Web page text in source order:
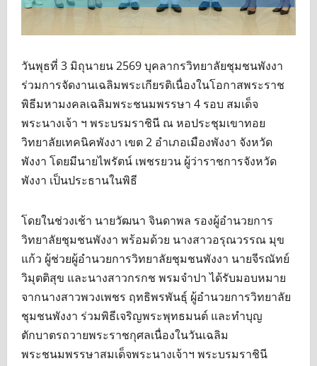
วันพุธที่ 3 มิถุนายน 2569 บุคลากรวิทยาลัยชุมชนพังงา
ร่วมการจัดงานเฉลิมพระเกียรติเนื่องในโอกาสพระราช
พิธีมหามงคลเฉลิมพระชนมพรรษา 4 รอบ สมเด็จ
พระนางเจ้า ฯ พระบรมราชินี ณ หอประชุมเขาทอย
วิทยาลัยเทคนิคพังงา เขต 2 อำเภอเมืองพังงา จังหวัด
พังงา โดยมีนายไพรัตน์ เพชรยวน ผู้ว่าราชการจังหวัด
พังงา เป็นประธานในพิธี
โดยในช่วงเช้า นายวัฒนา จินดาพล รองผู้อำนวยการ
วิทยาลัยชุมชนพังงา พร้อมด้วย นางสาวอรุณวรรณ มุข
แก้ว ผู้ช่วยผู้อำนวยการวิทยาลัยชุมชนพังงา นายจีรณัทย์
วิมุตติสุข และนางสาวกรกช พรมจำปา ได้รับมอบหมาย
จากนางสาวพวงเพชร ฤทธิพรพันธุ์ ผู้อำนวยการวิทยาลัย
ชุมชนพังงา ร่วมพิธีเจริญพระพุทธมนต์ และทำบุญ
ตักบาตรถวายพระราชกุศลเนื่องในวันเฉลิม
พระชนมพรรษาสมเด็จพระนางเจ้าฯ พระบรมราชินี